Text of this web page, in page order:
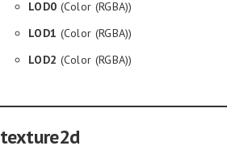
LOD0 (Color (RGBA))
LOD1 (Color (RGBA))
LOD2 (Color (RGBA))
texture2d